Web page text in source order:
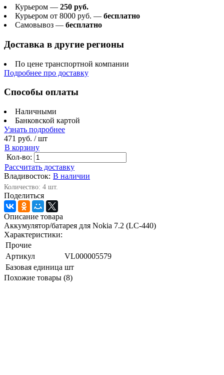
Курьером — 250 руб.
Курьером от 8000 руб. — бесплатно
Самовывоз — бесплатно
Доставка в другие регионы
По цене транспортной компании
Подробнее про доставку
Способы оплаты
Наличными
Банковской картой
Узнать подробнее
471 руб. / шт
В корзину
Кол-во:
Рассчитать доставку
Владивосток: В наличии
Количество: 4 шт.
Поделиться
Описание товара
Аккумулятор/батарея для Nokia 7.2 (LC-440)
Характеристики:
Прочие
Артикул
VL000005579
Базовая единица шт
Похожие товары (8)